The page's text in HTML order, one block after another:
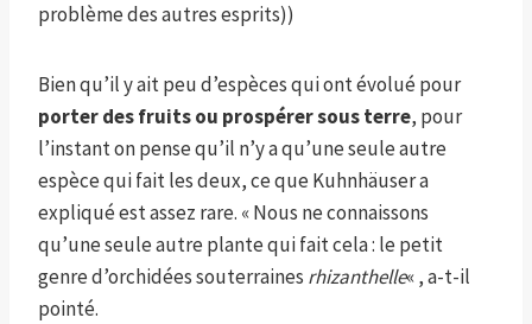
problème des autres esprits))
Bien qu’il y ait peu d’espèces qui ont évolué pour
porter des fruits ou prospérer sous terre, pour
l’instant on pense qu’il n’y a qu’une seule autre
espèce qui fait les deux, ce que Kuhnhäuser a
expliqué est assez rare. « Nous ne connaissons
qu’une seule autre plante qui fait cela : le petit
genre d’orchidées souterraines rhizanthelle« , a-t-il
pointé.